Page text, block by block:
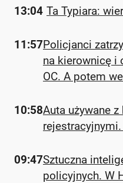
13:04 Ta Typiara:
11:57Policjanci
na kierownicę i
OC. A potem
10:58Auta używane
09:47Sztuczna
policyjnych. W